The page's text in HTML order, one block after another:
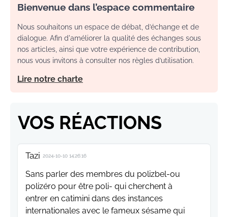
Bienvenue dans l’espace commentaire
Nous souhaitons un espace de débat, d’échange et de
dialogue. Afin d'améliorer la qualité des échanges sous
nos articles, ainsi que votre expérience de contribution,
nous vous invitons à consulter nos règles d’utilisation.
Lire notre charte
VOS RÉACTIONS
Tazi 2024-10-10 14:26:16
Sans parler des membres du polizbel-ou
polizéro pour être poli- qui cherchent à
entrer en catimini dans des instances
internationales avec le fameux sésame qui